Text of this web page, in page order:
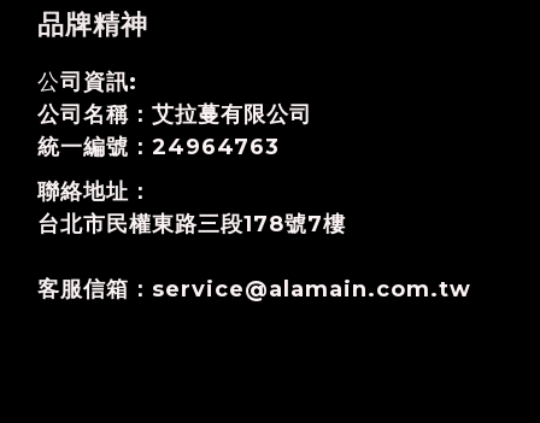
品牌精神
公司資訊:
公司名稱：艾拉蔓有限公司
統一編號：24964763
聯絡地址：
台北市民權東路三段178號7樓
客服信箱：service@alamain.com.tw